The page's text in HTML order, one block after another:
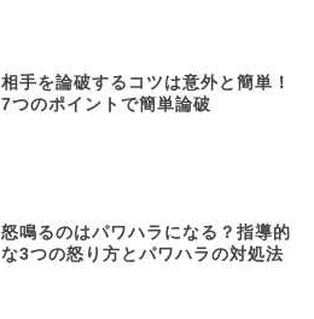
相手を論破するコツは意外と簡単！
7つのポイントで簡単論破
怒鳴るのはパワハラになる？指導的
な3つの怒り方とパワハラの対処法